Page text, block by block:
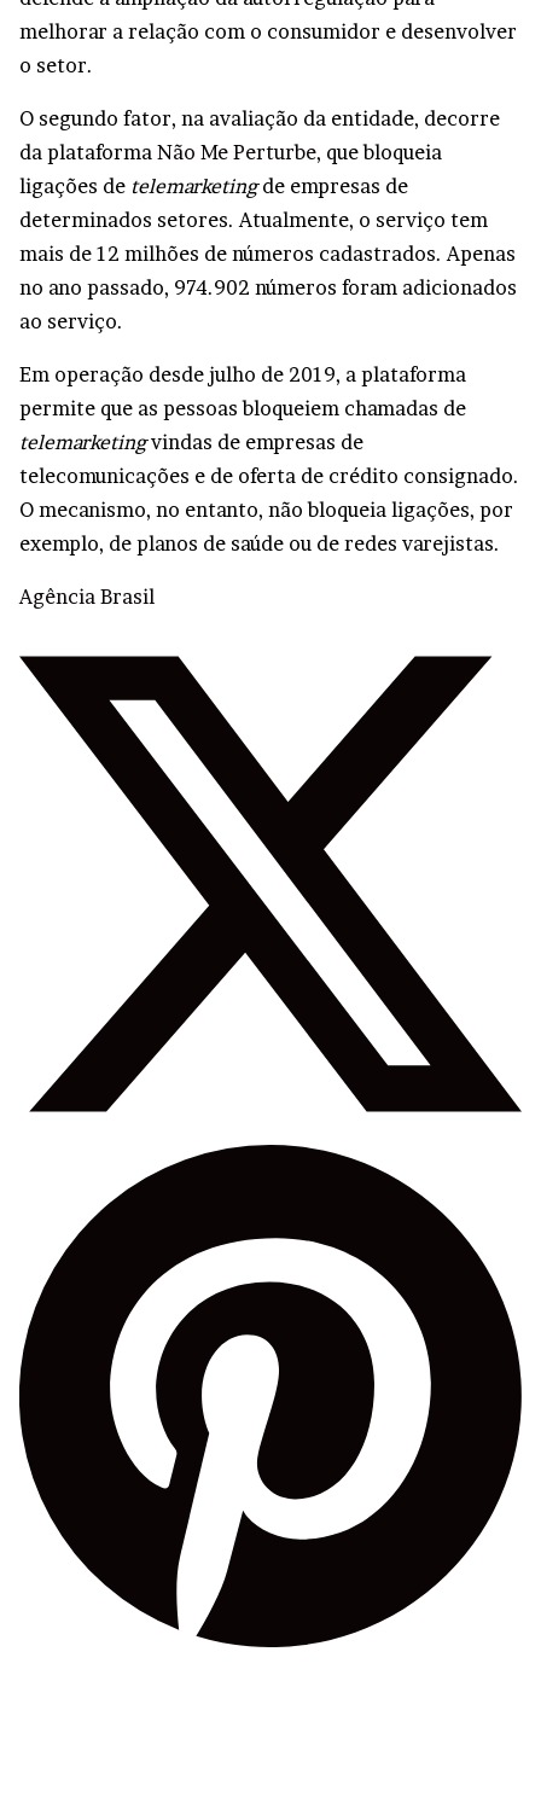
melhorar a relação com o consumidor e desenvolver
o setor.
O segundo fator, na avaliação da entidade, decorre
da plataforma Não Me Perturbe, que bloqueia
ligações de telemarketingde empresas de
determinados setores. Atualmente, o serviço tem
mais de 12 milhões de números cadastrados. Apenas
no ano passado, 974.902 números foram adicionados
ao serviço.
Em operação desde julho de 2019, a plataforma
permite que as pessoas bloqueiem chamadas de
telemarketingvindas de empresas de
telecomunicações e de oferta de crédito consignado.
O mecanismo, no entanto, não bloqueia ligações, por
exemplo, de planos de saúde ou de redes varejistas.
Agência Brasil